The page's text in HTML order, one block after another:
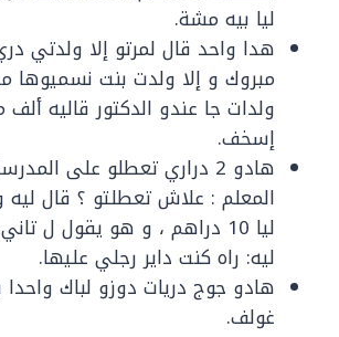
ليا بيه مشة.
هدا واحد قال لمرتو إلا ولدتي
مبروك و إلا ولدت بنت نسميوها
ولدات جا عندو الدكتور قاليه
إسخف.
هادو 2 دراري تعطلو على
المعلم : علاش تعطلتو ؟ قال
ليا 10 دراهم ، و هو يقول ل
ليه: راه كنت داير رجلي عليها.
هادو جوج دريات دوزو لباك
غولف.